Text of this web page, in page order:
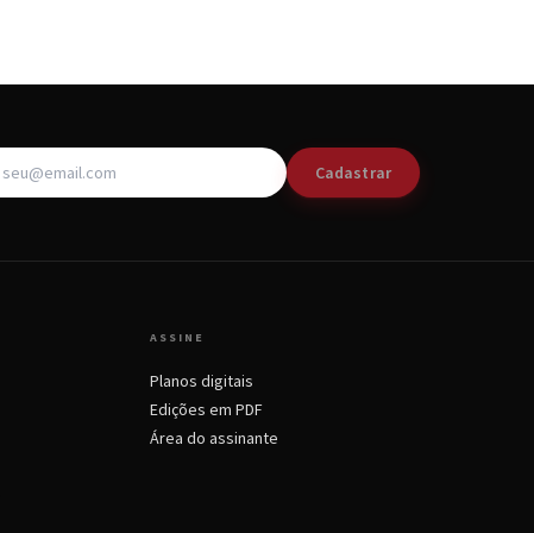
Cadastrar
ASSINE
Planos digitais
Edições em PDF
Área do assinante